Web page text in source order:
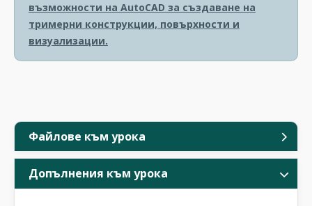
Файлове към урока
Допълнения към урока
възможности на AutoCAD за създаване на
тримерни конструкции, повърхности и
визуализации.